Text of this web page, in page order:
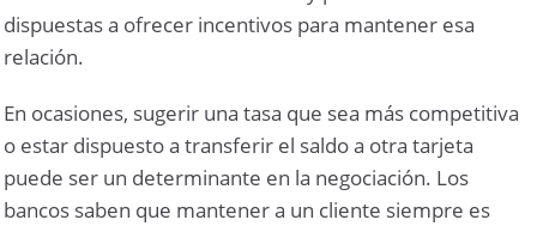
dispuestas a ofrecer incentivos para mantener esa
relación.
En ocasiones, sugerir una tasa que sea más competitiva
o estar dispuesto a transferir el saldo a otra tarjeta
puede ser un determinante en la negociación. Los
bancos saben que mantener a un cliente siempre es